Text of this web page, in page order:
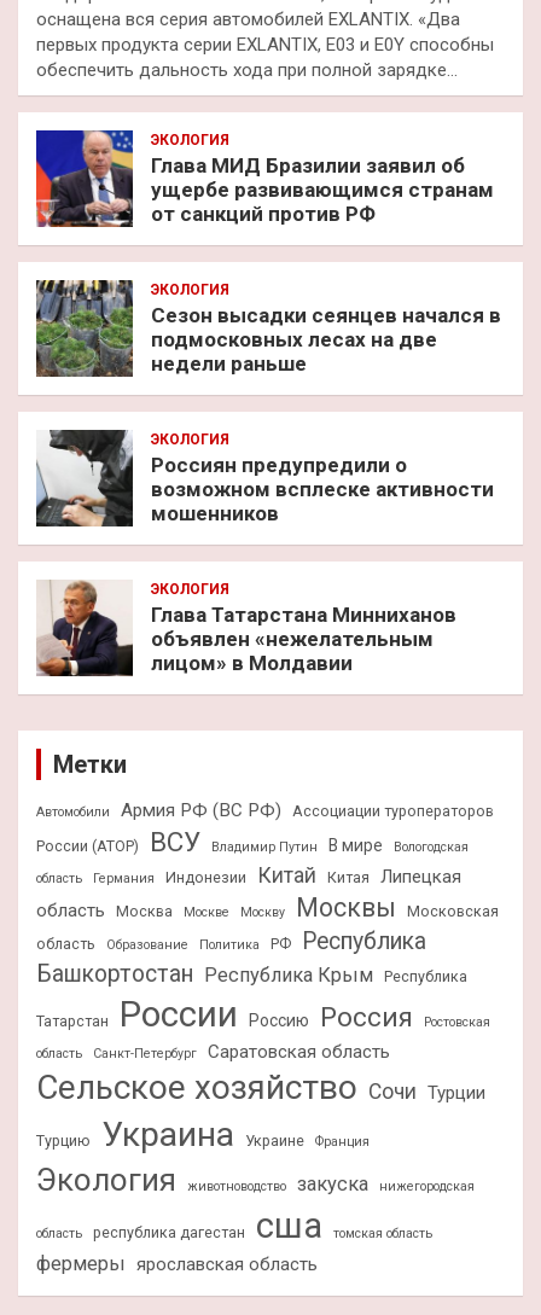
оснащена вся серия автомобилей EXLANTIX. «Два
первых продукта серии EXLANTIX, E03 и E0Y способны
обеспечить дальность хода при полной зарядке…
ЭКОЛОГИЯ
Глава МИД Бразилии заявил об
ущербе развивающимся странам
от санкций против РФ
ЭКОЛОГИЯ
Сезон высадки сеянцев начался в
подмосковных лесах на две
недели раньше
ЭКОЛОГИЯ
Россиян предупредили о
возможном всплеске активности
мошенников
ЭКОЛОГИЯ
Глава Татарстана Минниханов
объявлен «нежелательным
лицом» в Молдавии
Метки
Автомобили Армия РФ (ВС РФ)
Ассоциации туроператоров
России (АТОР)
ВСУ Владимир Путин В мире
Вологодская
область
Германия Индонезии Китай Китая
Липецкая
область
Москва Москве Москву Москвы
Московская
область
Образование Политика РФ
Республика
Башкортостан
Республика Крым Республика
Татарстан России Россию Россия
Ростовская
область
Санкт-Петербург Саратовская область
Сельское хозяйство Сочи Турции
Турцию Украина Украине Франция
Экология животноводство закуска нижегородская
область республика дагестан сша томская область
фермеры ярославская область